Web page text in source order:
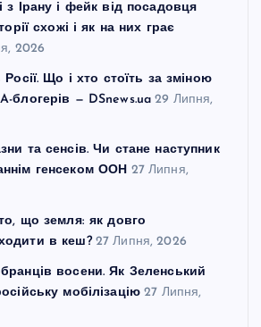
з Ірану і фейк від посадовця
схожі і як на них грає
2026
Росії. Що і хто стоїть за зміною
блогерів — DSnews.ua 29 Липня,
та сенсів. Чи стане наступник
генсеком ООН 27 Липня,
що земля: як довго
в кеш? 27 Липня, 2026
восени. Як Зеленський
мобілізацію 27 Липня,